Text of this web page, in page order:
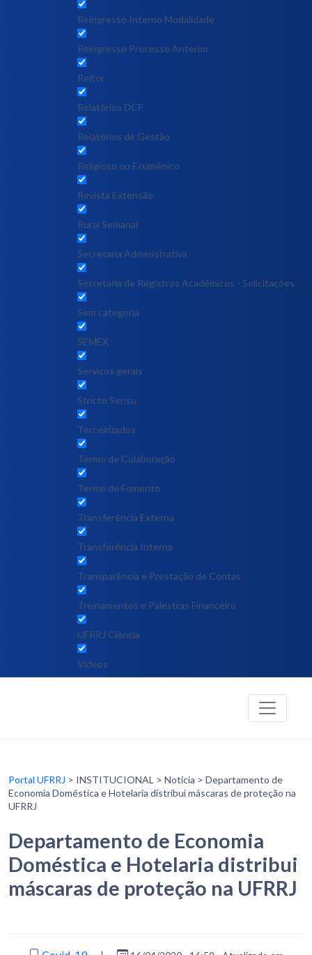
Reingresso Interno Modalidade
Reingresso Processo Anterior
Reitor
Relatórios DCF
Relatórios de Gestão
Religioso ou Ecumênico
Revista Extensão
Rural Semanal
Secretaria Administrativa
Secretaria de Registros Acadêmicos - Solicitações
Sem categoria
SEMEX
Serviços gerais
Stricto Sensu
Terceirizados
Termo de Colaboração
Termo de Fomento
Transferência Externa
Transferência Interna
Transparência e Prestação de Contas
Treinamentos e Palestras Financeiro
UFRRJ Ciência
Vídeos
Portal UFRRJ > INSTITUCIONAL > Notícia > Departamento de
Economia Doméstica e Hotelaria distribui máscaras de proteção na
UFRRJ
Departamento de Economia
Doméstica e Hotelaria distribui
máscaras de proteção na UFRRJ